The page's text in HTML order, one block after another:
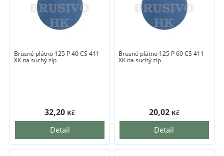
Brusné plátno 125 P 40 CS 411
XK na suchý zip
Detail
32,20 Kč
Brusné plátno 125 P 60 CS 411
XK na suchý zip
Detail
20,02 Kč